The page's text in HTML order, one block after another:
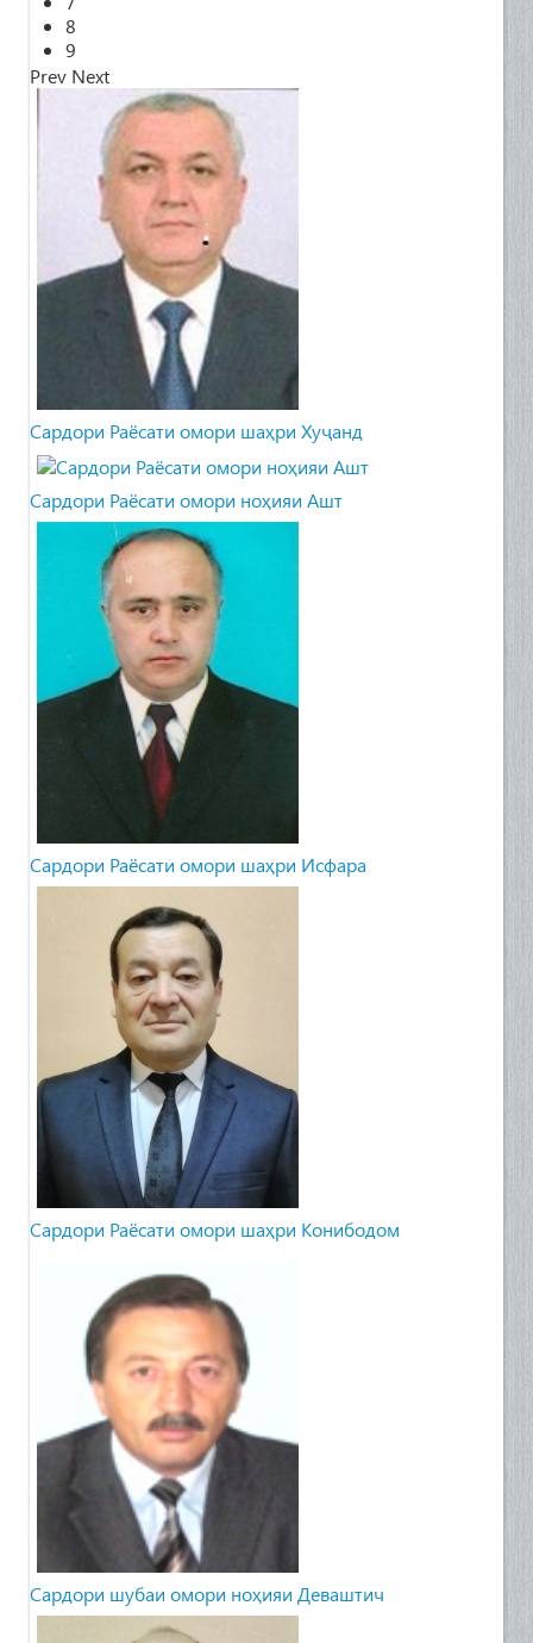
8
9
Prev Next
Cардори Раёсати омори шаҳри Хуҷанд
Сардори Раёсати омори ноҳияи Ашт
Сардори Раёсати омори шаҳри Исфара
Сардори Раёсати омори шаҳри Конибодом
Cардори шубаи омори ноҳияи Деваштич